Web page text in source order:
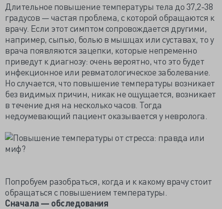
Длительное повышение температуры тела до 37,2-38
градусов — частая проблема, с которой обращаются к
врачу. Если этот симптом сопровождается другими,
например, сыпью, болью в мышцах или суставах, то у
врача появляются зацепки, которые непременно
приведут к диагнозу: очень вероятно, что это будет
инфекционное или ревматологическое заболевание.
Но случается, что повышение температуры возникает
без видимых причин, никак не ощущается, возникает
в течение дня на несколько часов. Тогда
недоумевающий пациент оказывается у невролога.
Попробуем разобраться, когда и к какому врачу стоит
обращаться с повышением температуры.
Сначала — обследования